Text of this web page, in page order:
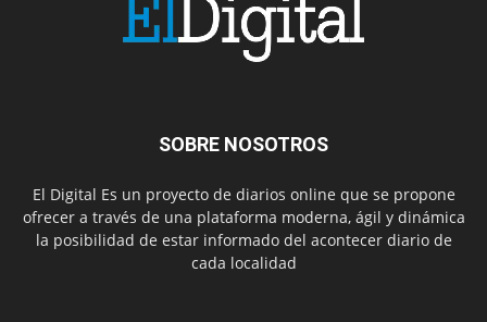
SOBRE NOSOTROS
El Digital Es un proyecto de diarios online que se propone
ofrecer a través de una plataforma moderna, ágil y dinámica
la posibilidad de estar informado del acontecer diario de
cada localidad